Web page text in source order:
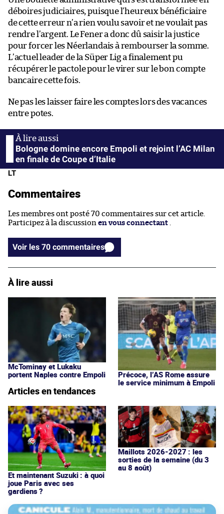
déboires judiciaires, puisque l’heureux bénéficiaire
de cette erreur n’a rien voulu savoir et ne voulait pas
rendre l’argent. Le Fener a donc dû saisir la justice
pour forcer les Néerlandais à rembourser la somme.
L’actuel leader de la Süper Lig a finalement pu
récupérer le pactole pour le virer sur le bon compte
bancaire cette fois.
Ne pas les laisser faire les comptes lors des vacances
entre potes.
Bologne domine encore Empoli et rejoint l’AC Milan
en finale de Coupe d’Italie
LT
Commentaires
Les membres ont posté 70 commentaires sur cet article.
Participez à la discussion en vous connectant
Voir les 70 commentaires
À lire aussi
McTominay et Lukaku
portent Naples contre Empoli
Précoce, l’AS Rome assure
le service minimum à Empoli
Articles en tendances
Et maintenant Suzuki : à quoi
joue Paris avec ses
gardiens ?
Maillots 2026-2027 : les
sorties de la semaine (du 3
au 8 août)